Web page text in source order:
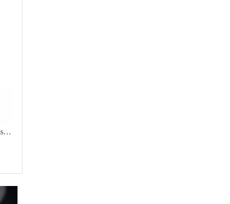
Pulver organisches hochreines Diisooctylsebacat